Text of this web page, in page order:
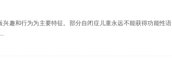
趣和行为为主要特征。部分自闭症儿童永远不能获得功能性语